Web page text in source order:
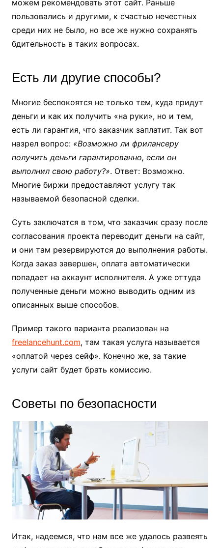
можем рекомендовать этот сайт. Раньше
пользовались и другими, к счастью нечестных
среди них не было, но все же нужно сохранять
бдительность в таких вопросах.
Есть ли другие способы?
Многие беспокоятся не только тем, куда придут
деньги и как их получить «на руки», но и тем,
есть ли гарантия, что заказчик заплатит. Так вот
назрел вопрос: «Возможно ли фрилансеру
получить деньги гарантированно, если он
выполнил свою работу?». Ответ: Возможно.
Многие биржи предоставляют услугу так
называемой безопасной сделки.
Суть заключатся в том, что заказчик сразу после
согласования проекта переводит деньги на сайт,
и они там резервируются до выполнения работы.
Когда заказ завершен, оплата автоматически
попадает на аккаунт исполнителя. А уже оттуда
полученные деньги можно выводить одним из
описанных выше способов.
Пример такого варианта реализован на
freelancehunt.com, там такая услуга называется
«оплатой через сейф». Конечно же, за такие
услуги сайт будет брать комиссию.
Советы по безопасности
Итак, надеемся, что нам все же удалось развеять